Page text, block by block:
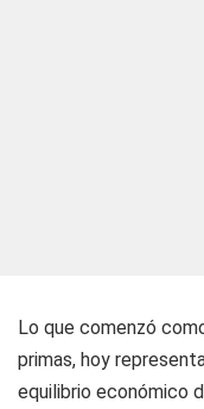
Lo que comenzó
primas, hoy
equilibrio económico